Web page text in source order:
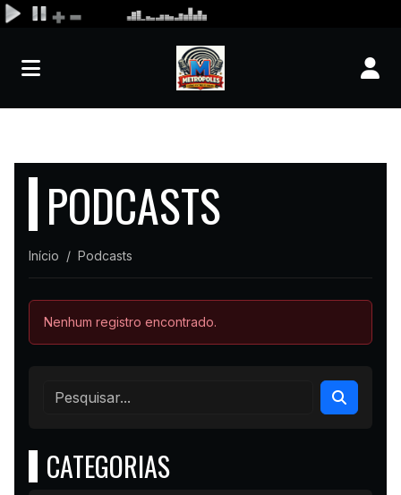
PODCASTS
Início Podcasts
Nenhum registro encontrado.
CATEGORIAS